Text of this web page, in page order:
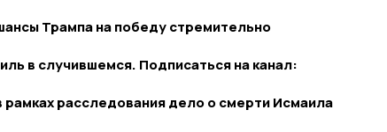
Трампа на победу стремительно
в случившемся. Подписаться на канал:
расследования дело о смерти Исмаила